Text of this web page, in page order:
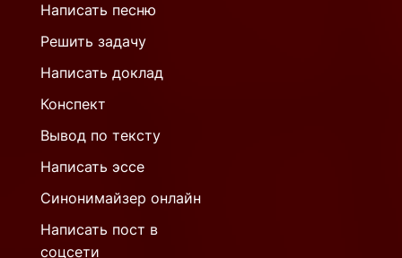
Написать песню
Решить задачу
Написать доклад
Конспект
Вывод по тексту
Написать эссе
Синонимайзер онлайн
Написать пост в
соцсети